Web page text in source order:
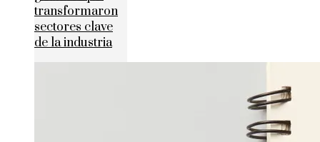
transformaron
sectores clave
de la industria